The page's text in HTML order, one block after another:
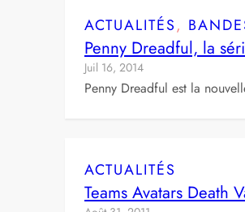
ACTUALITÉS,
Penny Dreadful, la
Juil 16, 2014
Penny Dreadful est la
ACTUALITÉS
Teams Avatars Death